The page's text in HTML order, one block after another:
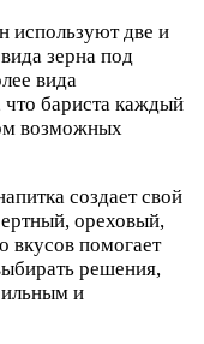
используют две и
зерна под
вида
что бариста каждый
возможных
создает свой
ореховый,
вкусов помогает
решения,
и